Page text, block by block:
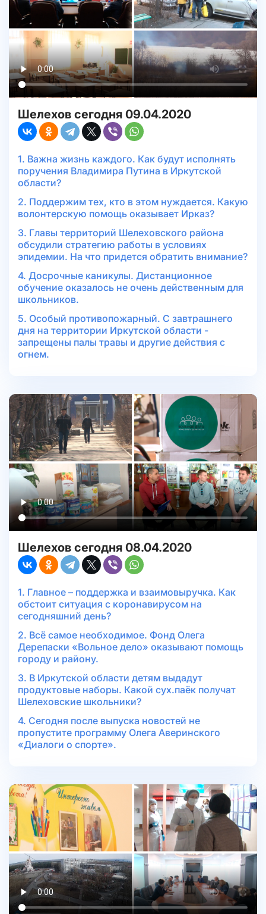
Шелехов сегодня 09.04.2020
1. Важна жизнь каждого. Как будут исполнять
поручения Владимира Путина в Иркутской
области?
2. Поддержим тех, кто в этом нуждается. Какую
волонтерскую помощь оказывает Ирказ?
3. Главы территорий Шелеховского района
обсудили стратегию работы в условиях
эпидемии. На что придется обратить внимание?
4. Досрочные каникулы. Дистанционное
обучение оказалось не очень действенным для
школьников.
5. Особый противопожарный. С завтрашнего
дня на территории Иркутской области -
запрещены палы травы и другие действия с
огнем.
Шелехов сегодня 08.04.2020
1. Главное – поддержка и взаимовыручка. Как
обстоит ситуация с коронавирусом на
сегодняшний день?
2. Всё самое необходимое. Фонд Олега
Дерепаски «Вольное дело» оказывают помощь
городу и району.
3. В Иркутской области детям выдадут
продуктовые наборы. Какой сух.паёк получат
Шелеховские школьники?
4. Сегодня после выпуска новостей не
пропустите программу Олега Аверинского
«Диалоги о спорте».